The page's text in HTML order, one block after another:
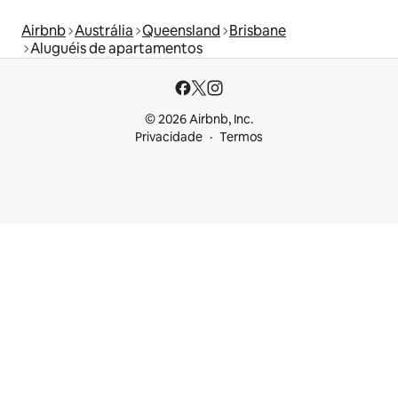
Airbnb Austrália Queensland Brisbane
Aluguéis de apartamentos
© 2026 Airbnb, Inc.
Privacidade
Termos